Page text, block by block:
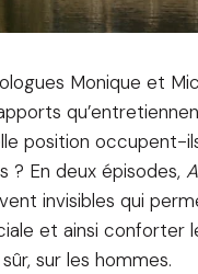
Monique et
position occupent-
En deux épisodes,
invisibles qui
et ainsi conforter
sur les hommes.